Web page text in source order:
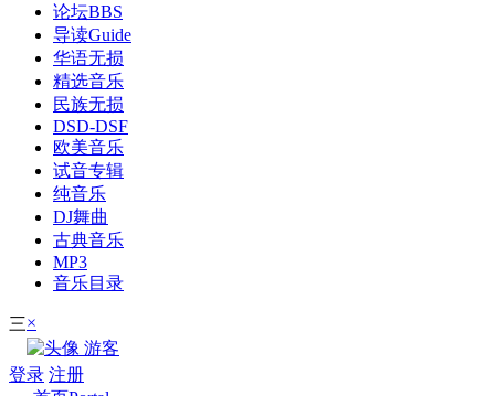
论坛BBS
导读Guide
华语无损
精选音乐
民族无损
DSD-DSF
欧美音乐
试音专辑
纯音乐
DJ舞曲
古典音乐
MP3
音乐目录
三×
游客
登录 注册